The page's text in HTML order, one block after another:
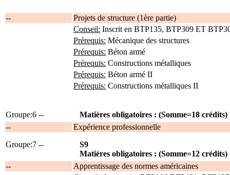
--
Projets de structure (1ère partie)
Conseil: Inscrit en BTP135, BTP309 ET
Prérequis: Mécanique des structures
Prérequis: Béton armé
Prérequis: Constructions métalliques
Prérequis: Béton armé II
Prérequis: Constructions métalliques II
Groupe:6 --
Matières obligatoires : (Somme=18 crédits)
--
Expérience professionnelle
Groupe:7 --
S9
Matières obligatoires : (Somme=12 crédits)
--
Apprentissage des normes américaines